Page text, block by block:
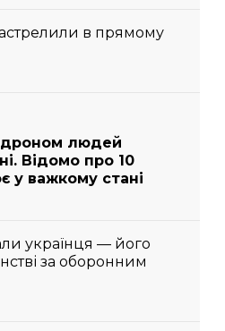
в прямому
дроном людей
Відомо про 10
у важкому стані
українця — його
за оборонним